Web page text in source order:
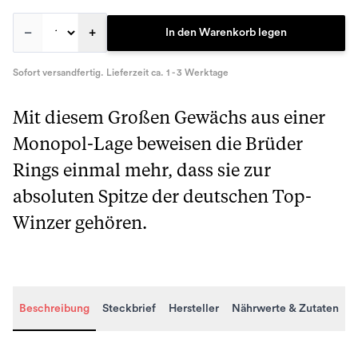
– + In den Warenkorb legen
Sofort versandfertig. Lieferzeit ca. 1 - 3 Werktage
Mit diesem Großen Gewächs aus einer
Monopol-Lage beweisen die Brüder
Rings einmal mehr, dass sie zur
absoluten Spitze der deutschen Top-
Winzer gehören.
Beschreibung Steckbrief Hersteller Nährwerte & Zutaten